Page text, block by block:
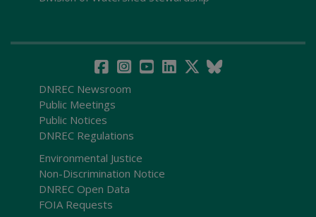
DNREC Newsroom
Public Meetings
Public Notices
DNREC Regulations
Environmental Justice
Non-Discrimination Notice
DNREC Open Data
FOIA Requests